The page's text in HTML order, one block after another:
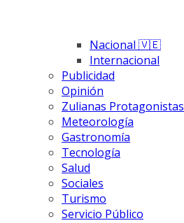
Nacional 🇻🇪
Internacional
Publicidad
Opinión
Zulianas Protagonistas
Meteorología
Gastronomía
Tecnología
Salud
Sociales
Turismo
Servicio Público